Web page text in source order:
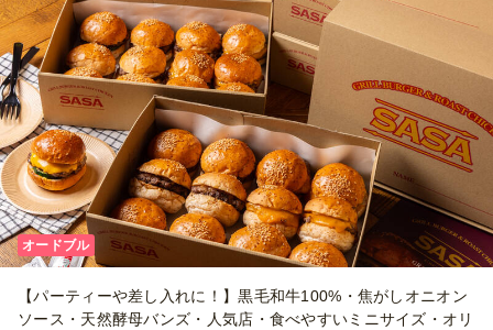
オードブル
【パーティーや差し入れに！】黒毛和牛100%・焦がしオニオン
ソース・天然酵母バンズ・人気店・食べやすいミニサイズ・オリ